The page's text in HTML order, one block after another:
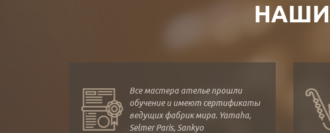
Все мастера ателье прошли
обучение и имеют сертификаты
ведущих фабрик мира. Yamaha,
Selmer Paris, Sankyo